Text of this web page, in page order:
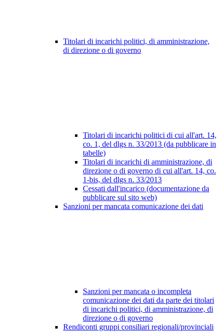
Titolari di incarichi politici, di amministrazione,
di direzione o di governo
Titolari di incarichi politici di cui all'art. 14,
co. 1, del dlgs n. 33/2013 (da pubblicare in
tabelle)
Titolari di incarichi di amministrazione, di
direzione o di governo di cui all'art. 14, co.
1-bis, del dlgs n. 33/2013
Cessati dall'incarico (documentazione da
pubblicare sul sito web)
Sanzioni per mancata comunicazione dei dati
Sanzioni per mancata o incompleta
comunicazione dei dati da parte dei titolari
di incarichi politici, di amministrazione, di
direzione o di governo
Rendiconti gruppi consiliari regionali/provinciali